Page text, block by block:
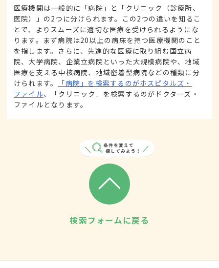
医療機関は一般的に「病院」と「クリニック（診療所、
医院）」の2つに分けられます。この2つの違いを知るこ
とで、よりスムーズに適切な医療を受けられるようにな
ります。まず病院は20以上の病床を持つ医療機関のこと
を指します。さらに、先進的な医療に取り組む国立病
院、大学病院、企業立病院といった大規模病院や、地域
医療を支える中核病院、地域密着型病院などの種類に分
けられます。
「病院」を検索するのがホスピタルズ・
ファイル、「クリニック」を検索するのがドクターズ・
ファイルとなります。
検索フォームに戻る